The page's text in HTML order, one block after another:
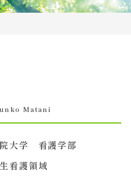
Matani
大学 看護学部
看護領域